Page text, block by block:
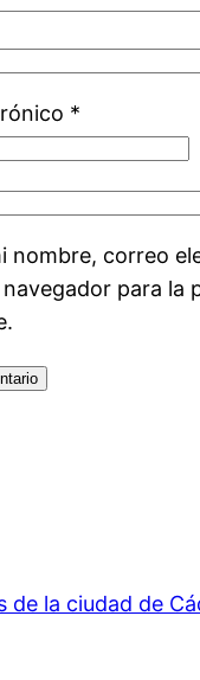
*
nombre, correo
para la
de la ciudad de